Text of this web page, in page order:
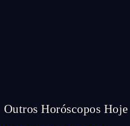
Outros Horóscopos Hoje